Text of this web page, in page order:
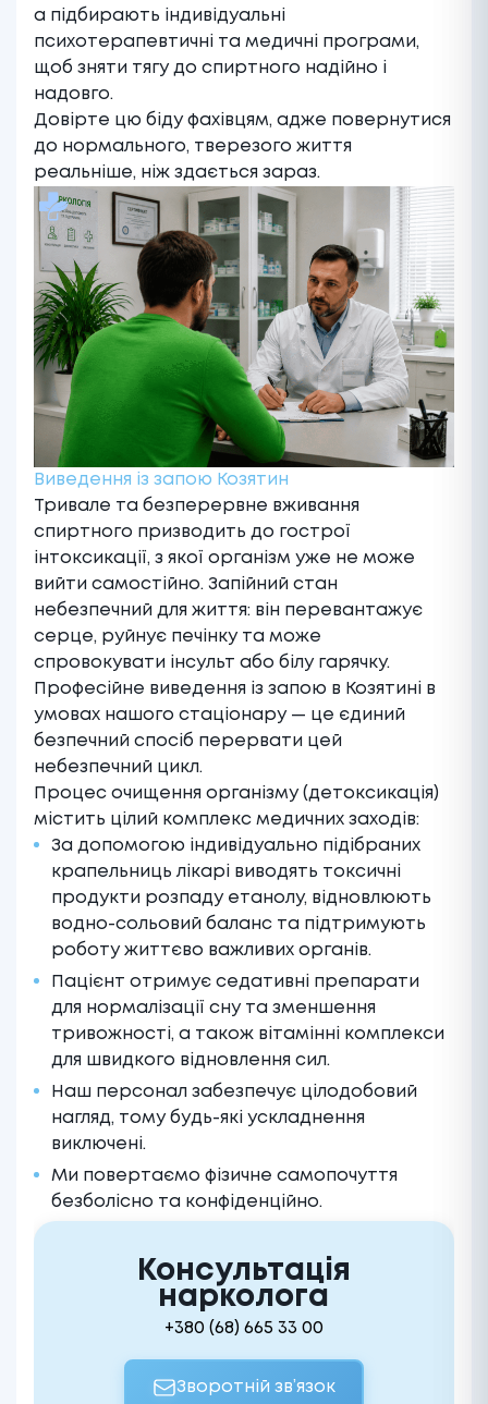
а підбирають індивідуальні
психотерапевтичні та медичні програми,
щоб зняти тягу до спиртного надійно і
надовго.
Довірте цю біду фахівцям, адже повернутися
до нормального, тверезого життя
реальніше, ніж здається зараз.
Виведення із запою Козятин
Тривале та безперервне вживання
спиртного призводить до гострої
інтоксикації, з якої організм уже не може
вийти самостійно. Запійний стан
небезпечний для життя: він перевантажує
серце, руйнує печінку та може
спровокувати інсульт або білу гарячку.
Професійне виведення із запою в Козятині в
умовах нашого стаціонару — це єдиний
безпечний спосіб перервати цей
небезпечний цикл.
Процес очищення організму (детоксикація)
містить цілий комплекс медичних заходів:
За допомогою індивідуально підібраних
крапельниць лікарі виводять токсичні
продукти розпаду етанолу, відновлюють
водно-сольовий баланс та підтримують
роботу життєво важливих органів.
Пацієнт отримує седативні препарати
для нормалізації сну та зменшення
тривожності, а також вітамінні комплекси
для швидкого відновлення сил.
Наш персонал забезпечує цілодобовий
нагляд, тому будь-які ускладнення
виключені.
Ми повертаємо фізичне самопочуття
безболісно та конфіденційно.
Консультація
нарколога
+380 (68) 665 33 00
Зворотній зв’язок